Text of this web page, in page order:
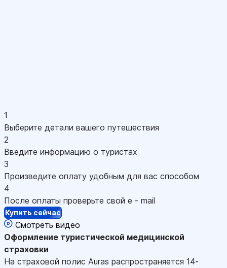
1
Выберите детали вашего путешествия
2
Введите информацию о туристах
3
Произведите оплату удобным для вас способом
4
После оплаты проверьте свой e - mail
Купить сейчас
Смотреть видео
Оформление туристической медицинской
страховки
На страховой полис Auras распространяется 14-